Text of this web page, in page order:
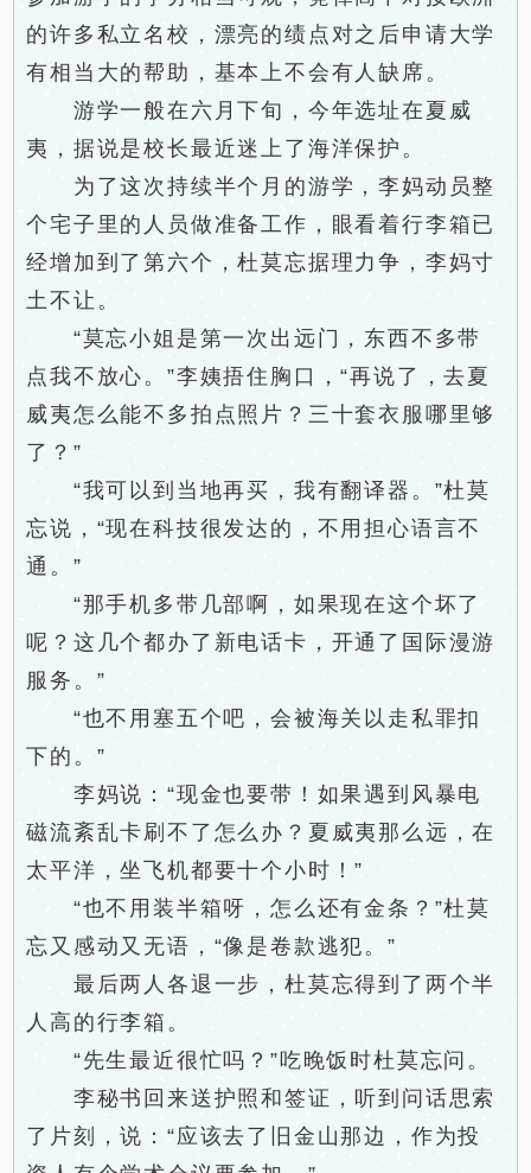
的许多私立名校，漂亮的绩点对之后申请大学
有相当大的帮助，基本上不会有人缺席。
游学一般在六月下旬，今年选址在夏威
夷，据说是校长最近迷上了海洋保护。
为了这次持续半个月的游学，李妈动员整
个宅子里的人员做准备工作，眼看着行李箱已
经增加到了第六个，杜莫忘据理力争，李妈寸
土不让。
“莫忘小姐是第一次出远门，东西不多带
点我不放心。”李姨捂住胸口，“再说了，去夏
威夷怎么能不多拍点照片？三十套衣服哪里够
了？”
“我可以到当地再买，我有翻译器。”杜莫
忘说，“现在科技很发达的，不用担心语言不
通。”
“那手机多带几部啊，如果现在这个坏了
呢？这几个都办了新电话卡，开通了国际漫游
服务。”
“也不用塞五个吧，会被海关以走私罪扣
下的。”
李妈说：“现金也要带！如果遇到风暴电
磁流紊乱卡刷不了怎么办？夏威夷那么远，在
太平洋，坐飞机都要十个小时！”
“也不用装半箱呀，怎么还有金条？”杜莫
忘又感动又无语，“像是卷款逃犯。”
最后两人各退一步，杜莫忘得到了两个半
人高的行李箱。
“先生最近很忙吗？”吃晚饭时杜莫忘问。
李秘书回来送护照和签证，听到问话思索
了片刻，说：“应该去了旧金山那边，作为投